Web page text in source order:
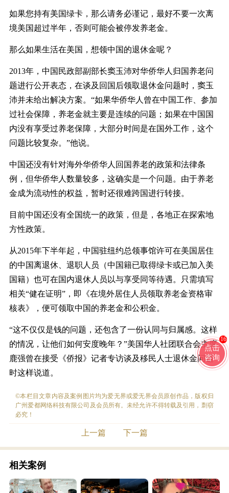
如果您持有美国绿卡，那么请务必谨记，最好不要一次离
境美国超过半年，否则可能会被停发养老金。
那么如果生活在美国，想领中国的退休金呢？
2013年，中国民政部副部长窦玉沛对华侨华人归国养老问
题进行公开表态，在谈及回国后领取退休金问题时，窦玉
沛并未给出解决方案。“如果华侨华人曾在中国工作、参加
过社会保障，养老金就主要是连续的问题；如果在中国国
内没有享受过养老保障，大部分时间是在国外工作，这个
问题比较复杂。”他说。
中国还没有针对海外华侨华人回国养老的政策和法律条
例，但华侨华人数量较多，这确实是一个问题。由于养老
金成为流动性的权益，暂时还很难跨国进行转接。
目前中国还没有全国统一的政策，但是，各地正在探索地
方性政策。
从2015年下半年起，中国驻纽约总领事馆许可在美国居住
的中国离退休、退职人员（中国籍已取得绿卡或已加入美
国籍）也可在国内退休人员以与享受同等待遇。只需填写
相关“健在证明”，即《在境外居住人员领取养老金资格审
核表》，便可领取中国的养老金和公积金。
“这不仅仅是钱的问题，还包含了一份认同与归属感。这样
的情况，让他们如何安度晚年？”美国华人社团联合会主席
鹿强曾在接受《侨报》记者专访谈及移民人士退休金问题
时这样说道。
©本栏目文章内容及案例图片均为爱无界或爱无界会员原创作品，版权归
广州爱都网络科技有限公司及会员所有。未经允许不得转载及引用，剽窃
必究！
上一篇 下一篇
相关案例
点击
咨询
16